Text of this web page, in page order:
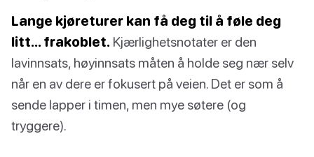
Lange kjøreturer kan få deg til å føle deg
litt… frakoblet. Kjærlighetsnotater er den
lavinnsats, høyinnsats måten å holde seg nær selv
når en av dere er fokusert på veien. Det er som å
sende lapper i timen, men mye søtere (og
tryggere).